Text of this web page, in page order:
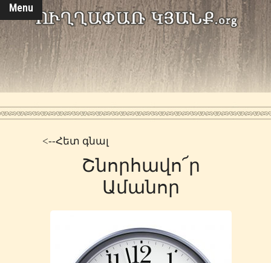
Menu
<--Հետ գնալ
Շնորհավո՜ր
Ամանոր